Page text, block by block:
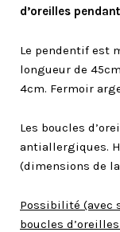
d’oreilles
Le pendentif est
longueur de
4cm. Fermoir
Les boucles
antiallergiques.
(dimensions de la
Possibilité (avec
boucles